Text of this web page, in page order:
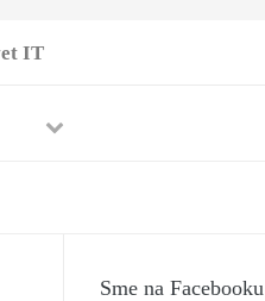
IT
Previous
Next
Sme na Facebooku